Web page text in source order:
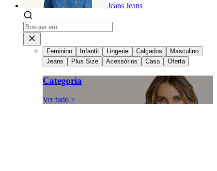
Jeans Jeans
Feminino Infantil Lingerie Calçados
Masculino
Jeans
Plus Size Acessórios Casa Oferta
Categoria
Ver tudo >